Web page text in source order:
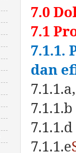
7.0
7.1
7.1.1.
dan
7.1.1.e